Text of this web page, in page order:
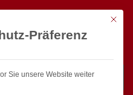
Mit
Präferenz
Sie unsere Website weiter